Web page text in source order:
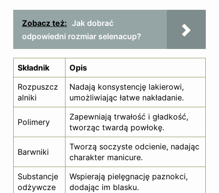
Zobacz też: Jak dobrać
odpowiedni rozmiar selenacup?
Składnik
Opis
Rozpuszcz
alniki
Nadają konsystencję lakierowi,
umożliwiając łatwe nakładanie.
Polimery
Zapewniają trwałość i gładkość,
tworząc twardą powłokę.
Barwniki
Tworzą soczyste odcienie, nadając
charakter manicure.
Substancje
odżywcze
Wspierają pielęgnację paznokci,
dodając im blasku.